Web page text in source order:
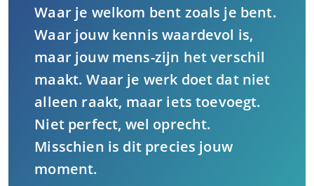
Waar je welkom bent zoals je bent.
Waar jouw kennis waardevol is,
maar jouw mens-zijn het verschil
maakt. Waar je werk doet dat niet
alleen raakt, maar iets toevoegt.
Niet perfect, wel oprecht.
Misschien is dit precies jouw
moment.